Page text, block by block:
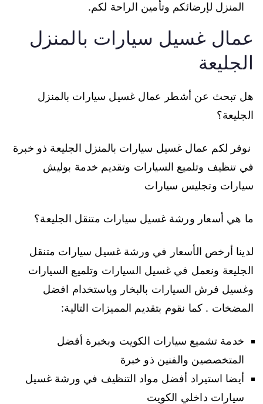
المنزل لإرضائكم وتأمين الراحة لكم.
عمال غسيل سيارات بالمنزل
الجليعة
هل تبحث عن أشطر عمال غسيل سيارات بالمنزل
الجليعة؟
نوفر لكم عمال غسيل سيارات بالمنزل الجليعة ذو خبرة
في تنظيف وتلميع السيارات وتقديم خدمة بوليش
سيارات وتجليس سيارات
ما هي أسعار ورشة غسيل سيارات متنقل الجليعة؟
لدينا أرخص الأسعار في ورشة غسيل سيارات متنقل
الجليعة ونعمل في غسيل السيارات وتلميع السيارات
وغسيل فرش السيارات بالبخار وباستخدام افضل
المضخات . كما نقوم بتقديم المميزات التالية:
خدمة تشميع سيارات الكويت وبخبرة أفضل
المتخصصين والفنين ذو خبرة
أيضا استيراد أفضل مواد التنظيف في ورشة غسيل
سيارات داخلي الكويت